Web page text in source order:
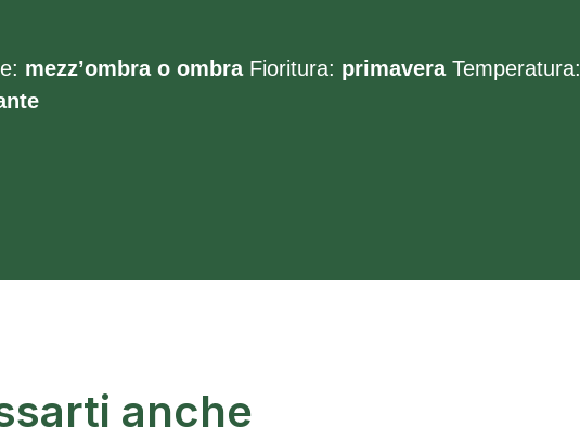
mezz’ombra o ombraFioritura: primaveraTemperatura:
anche